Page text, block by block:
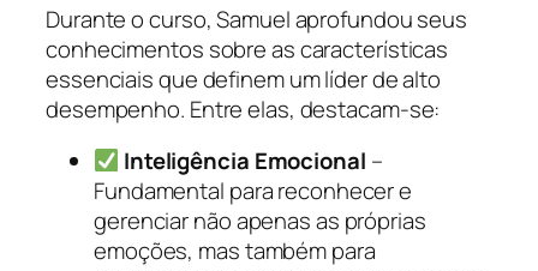
Durante o curso, Samuel aprofundou seus
conhecimentos sobre as características
essenciais que definem um líder de alto
desempenho. Entre elas, destacam-se:
Inteligência Emocional –
Fundamental para reconhecer e
gerenciar não apenas as próprias
emoções, mas também para